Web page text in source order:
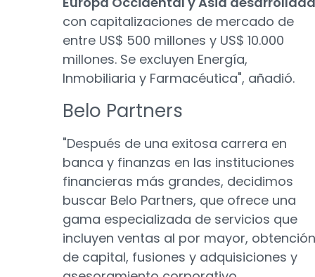
con capitalizaciones de mercado de
entre US$ 500 millones y US$ 10.000
millones. Se excluyen Energía,
Inmobiliaria y Farmacéutica", añadió.
Belo Partners
"Después de una exitosa carrera en
banca y finanzas en las instituciones
financieras más grandes, decidimos
buscar Belo Partners, que ofrece una
gama especializada de servicios que
incluyen ventas al por mayor, obtención
de capital, fusiones y adquisiciones y